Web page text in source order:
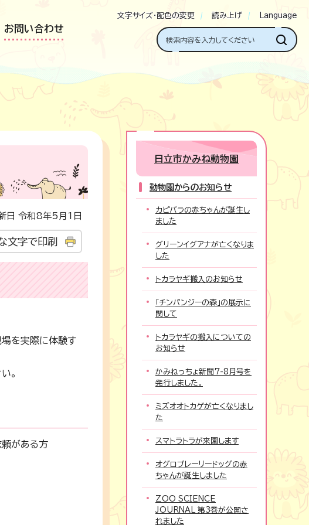
お問い合わせ
文字サイズ・配色の変更 読み上げ Language
令和8年5月1日
文字で印刷
場を実際に体験す
。
頼がある方
日立市かみね動物園
動物園からのお知らせ
カピバラの赤ちゃんが誕生し
ました
グリーンイグアナが亡くなりま
した
トカラヤギ搬入のお知らせ
「チンパンジーの森」の展示に
関して
トカラヤギの搬入についての
お知らせ
かみねっちょ新聞7-8月号を
発行しました。
ミズオオトカゲが亡くなりまし
た
スマトラトラが来園します
オグロプレーリードッグの赤
ちゃんが誕生しました
ZOO SCIENCE
JOURNAL 第3巻が公開さ
れました